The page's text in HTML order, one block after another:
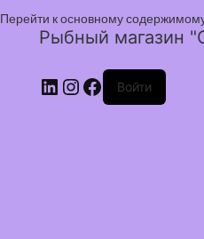
Перейти к основному
Рыбный магазин
Войти